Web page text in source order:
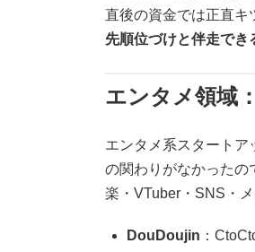
直後の資金では正直キ
先順位づけと伴走でき
エンタメ領域
エンタメ系スタートア
の関わりがなかったの
楽・VTuber・SNS・
DouDoujin ：